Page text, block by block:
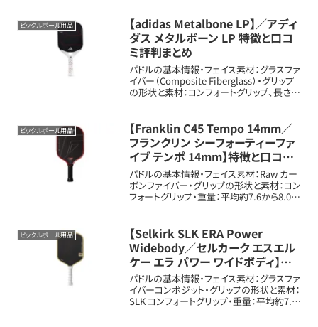
41.4cm）、...
ピックルボール用品
【adidas Metalbone LP】／アディ
ダス メタルボーン LP 特徴と口コ
ミ評判まとめ
パドルの基本情報・フェイス素材：グラスファ
イバー（Composite Fiberglass）・グリップ
の形状と素材：コンフォートグリップ、長さ約
ピックルボール用品
【Franklin C45 Tempo 14mm／
フランクリン シーフォーティーファ
イブ テンポ 14mm】特徴と口コミ
評判まとめ
パドルの基本情報・フェイス素材：Raw カー
ボンファイバー・グリップの形状と素材：コン
フォートグリップ・重量：平均約7.6から8.0オ
20....
ピックルボール用品
【Selkirk SLK ERA Power
Widebody／セルカーク エスエル
ケー エラ パワー ワイドボディ】特
徴と口コミ評判まとめ
パドルの基本情報・フェイス素材：グラスファ
イバーコンポジット・グリップの形状と素材：
SLK コンフォートグリップ・重量：平均約7.8